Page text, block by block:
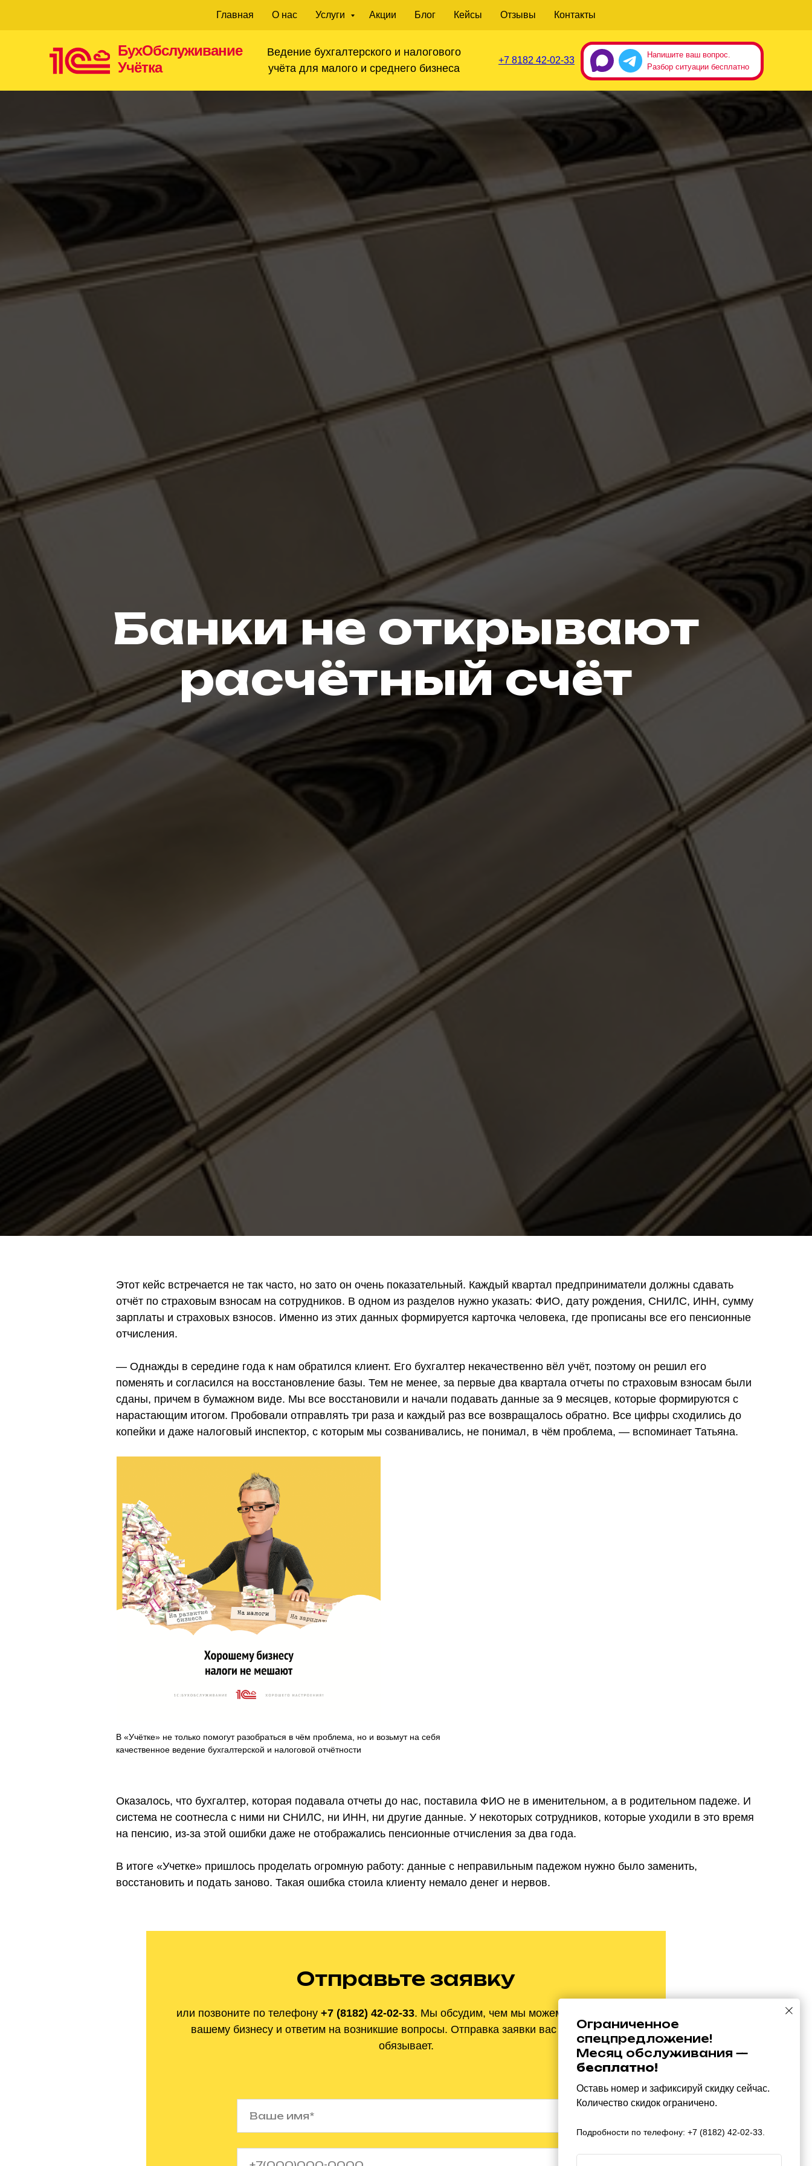
Главная О нас Услуги Акции Блог Кейсы Отзывы Контакты
Ведение бухгалтерского и налогового
учёта для малого и среднего бизнеса
+7 8182 42-02-33
БухОбслуживание
Учётка
Напишите ваш вопрос.
Разбор ситуации бесплатно
Ограниченное
спецпредложение!
Месяц обслуживания —
бесплатно!
Оставь номер и зафиксируй скидку сейчас.
Количество скидок ограничено.
Подробности по телефону: +7 (8182) 42-02-33.
Банки не открывают
расчётный счёт
Этот кейс встречается не так часто, но зато он очень показательный. Каждый квартал предприниматели должны сдавать
отчёт по страховым взносам на сотрудников. В одном из разделов нужно указать: ФИО, дату рождения, СНИЛС, ИНН, сумму
зарплаты и страховых взносов. Именно из этих данных формируется карточка человека, где прописаны все его пенсионные
отчисления.
— Однажды в середине года к нам обратился клиент. Его бухгалтер некачественно вёл учёт, поэтому он решил его
поменять и согласился на восстановление базы. Тем не менее, за первые два квартала отчеты по страховым взносам были
сданы, причем в бумажном виде. Мы все восстановили и начали подавать данные за 9 месяцев, которые формируются с
нарастающим итогом. Пробовали отправлять три раза и каждый раз все возвращалось обратно. Все цифры сходились до
копейки и даже налоговый инспектор, с которым мы созванивались, не понимал, в чём проблема, — вспоминает Татьяна.
В «Учётке» не только помогут разобраться в чём проблема, но и возьмут на себя
качественное ведение бухгалтерской и налоговой отчётности
Оказалось, что бухгалтер, которая подавала отчеты до нас, поставила ФИО не в именительном, а в родительном падеже. И
система не соотнесла с ними ни СНИЛС, ни ИНН, ни другие данные. У некоторых сотрудников, которые уходили в это время
на пенсию, из-за этой ошибки даже не отображались пенсионные отчисления за два года.
В итоге «Учетке» пришлось проделать огромную работу: данные с неправильным падежом нужно было заменить,
восстановить и подать заново. Такая ошибка стоила клиенту немало денег и нервов.
Отправьте заявку
или позвоните по телефону +7 (8182) 42-02-33. Мы обсудим, чем мы можем быть полезны
вашему бизнесу и ответим на возникшие вопросы. Отправка заявки вас ни к чему не
обязывает.